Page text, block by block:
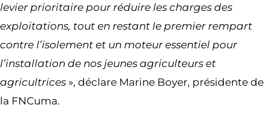
levier prioritaire pour réduire les charges des
exploitations, tout en restant le premier rempart
contre l’isolement et un moteur essentiel pour
l’installation de nos jeunes agriculteurs et
agricultrices », déclare Marine Boyer, présidente de
la FNCuma.